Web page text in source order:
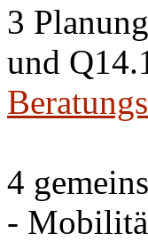
3
und
4
-